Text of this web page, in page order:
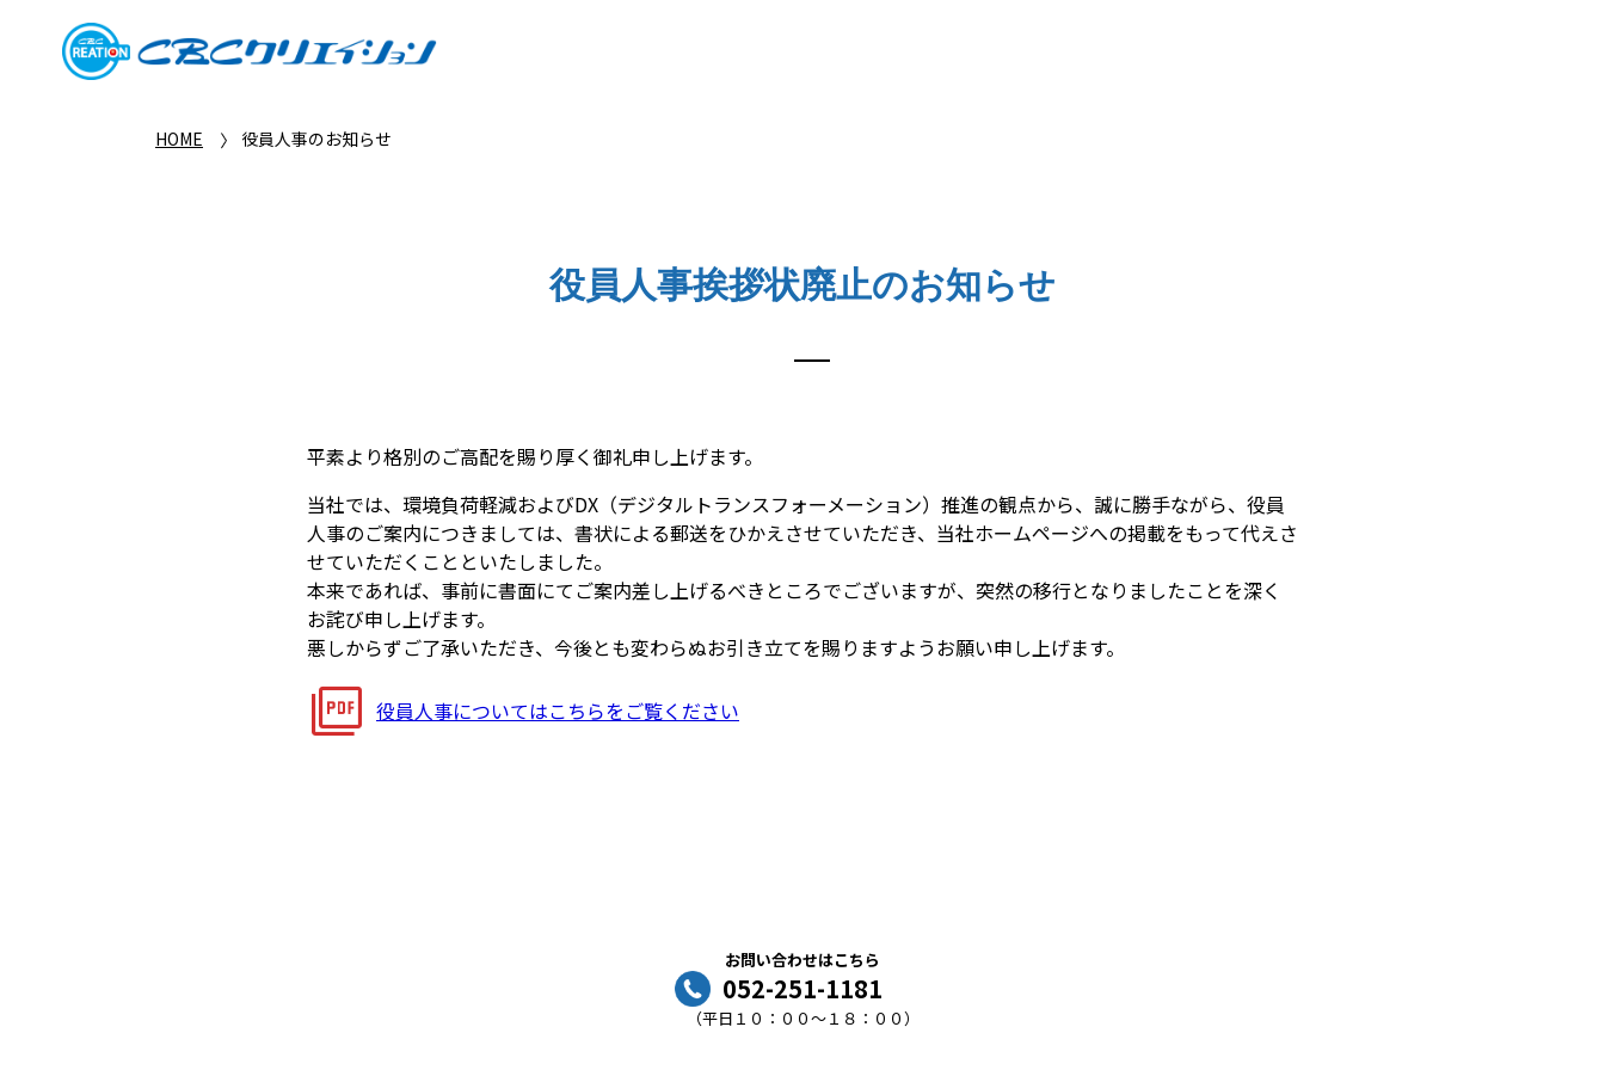
HOME 役員人事のお知らせ
役員人事挨拶状廃止のお知らせ
平素より格別のご高配を賜り厚く御礼申し上げます。
当社では、環境負荷軽減およびDX（デジタルトランスフォーメーション）推進の観点から、誠に勝手ながら、役員
人事のご案内につきましては、書状による郵送をひかえさせていただき、当社ホームページへの掲載をもって代えさ
せていただくことといたしました。
本来であれば、事前に書面にてご案内差し上げるべきところでございますが、突然の移行となりましたことを深く
お詫び申し上げます。
悪しからずご了承いただき、今後とも変わらぬお引き立てを賜りますようお願い申し上げます。
役員人事についてはこちらをご覧ください
お問い合わせはこちら
052-251-1181
（平日１０：００～１８：００）